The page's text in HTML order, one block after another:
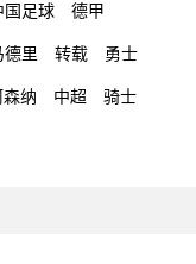
国足球 德甲
德里 转载 勇士
森纳 中超 骑士